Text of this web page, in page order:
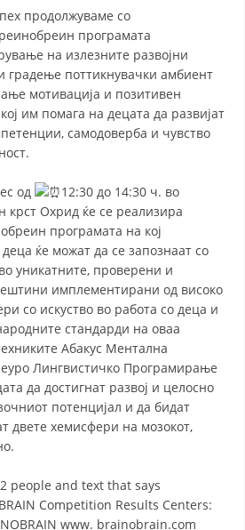
ХУМАНИТАРНО ПРАВО
И ЗАШТИТА НА АМБЛЕМОТ
ХУМАНИТАРНА ДЕЈНОСТ
И ДЕЈСТВО ПРИ КАТАСТРОФИ
НА ООЦК ОХРИД
И ДЕЈСТВУВАЊЕ ПРИ КАТАСТРОФИ
НА ЈАВНО МИСЛЕЊЕ
СОРАБОТКА
НА СЛУЖБАТА ЗА БАРАЊЕ
ПРВА ПОМОШ
продолжуваме со
програмата
на излезните развојни
градење поттикнувачки амбиент
мотивација и позитивен
им помага на децата да развијат
самодоверба и чувство
од
12:30 до 14:30 ч. во
крст Охрид ќе се реализира
програмата на кој
ќе можат да се запознаат со
уникатните, проверени и
имплементирани од високо
со искуство во работа со деца и
стандарди на оваа
Абакус Ментална
Лингвистичко Програмирање
да достигнат развој и целосно
потенцијал и да бидат
двете хемисфери на мозокот,